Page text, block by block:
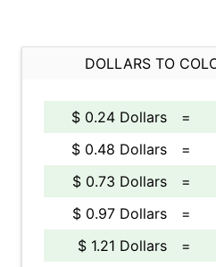
DOLLARS TO
$ 0.24 Dollars =
$ 0.48 Dollars
=
$ 0.73 Dollars
=
$ 0.97 Dollars
=
$ 1.21 Dollars
=